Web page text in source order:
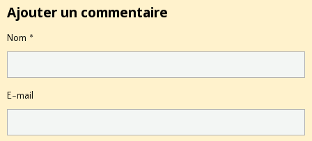
Ajouter un commentaire
Nom
E-mail